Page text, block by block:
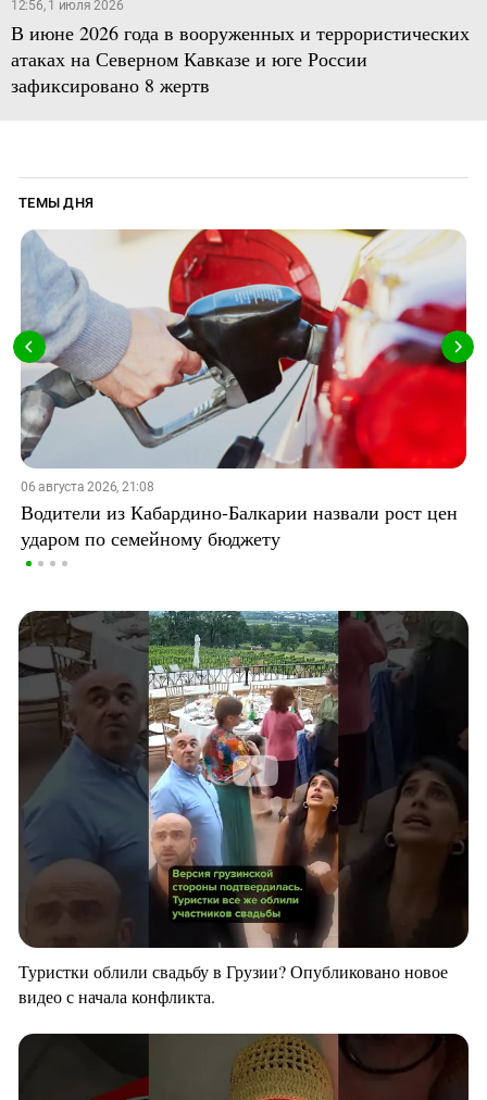
12:56, 1 июля 2026
В июне 2026 года в вооруженных и террористических
атаках на Северном Кавказе и юге России
зафиксировано 8 жертв
ТЕМЫ ДНЯ
06 августа 2026, 21:08
Водители из Кабардино-Балкарии назвали рост цен
ударом по семейному бюджету
Туристки облили свадьбу в Грузии? Опубликовано новое
видео с начала конфликта.